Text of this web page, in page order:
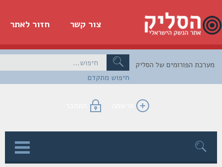
חזור לאתר צור קשר
חיפוש מתקדם
הפורומים של הסליק
הרשמה התחבר